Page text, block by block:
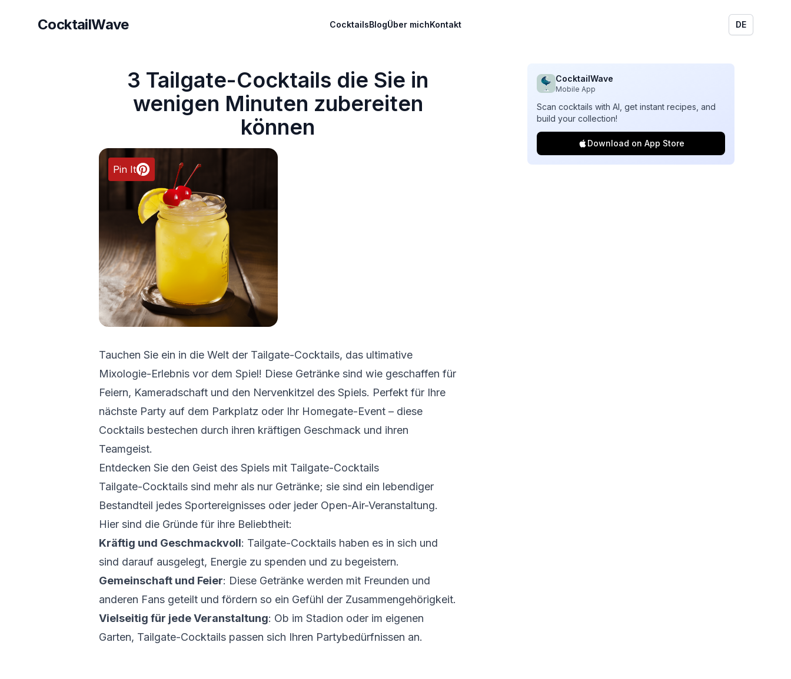
CocktailWave
CocktailWave CocktailsBlogÜber michKontakt DE
3 Tailgate-Cocktails die Sie in
wenigen Minuten zubereiten
können
Pin It
Tauchen Sie ein in die Welt der Tailgate-Cocktails, das ultimative
Mixologie-Erlebnis vor dem Spiel! Diese Getränke sind wie geschaffen für
Feiern, Kameradschaft und den Nervenkitzel des Spiels. Perfekt für Ihre
nächste Party auf dem Parkplatz oder Ihr Homegate-Event – diese
Cocktails bestechen durch ihren kräftigen Geschmack und ihren
Teamgeist.
Entdecken Sie den Geist des Spiels mit Tailgate-Cocktails
Tailgate-Cocktails sind mehr als nur Getränke; sie sind ein lebendiger
Bestandteil jedes Sportereignisses oder jeder Open-Air-Veranstaltung.
Hier sind die Gründe für ihre Beliebtheit:
Kräftig und Geschmackvoll: Tailgate-Cocktails haben es in sich und
sind darauf ausgelegt, Energie zu spenden und zu begeistern.
Gemeinschaft und Feier: Diese Getränke werden mit Freunden und
anderen Fans geteilt und fördern so ein Gefühl der Zusammengehörigkeit.
Vielseitig für jede Veranstaltung: Ob im Stadion oder im eigenen
Garten, Tailgate-Cocktails passen sich Ihren Partybedürfnissen an.
CocktailWave
Mobile App
Scan cocktails with AI, get instant recipes, and
build your collection!
Download on App Store